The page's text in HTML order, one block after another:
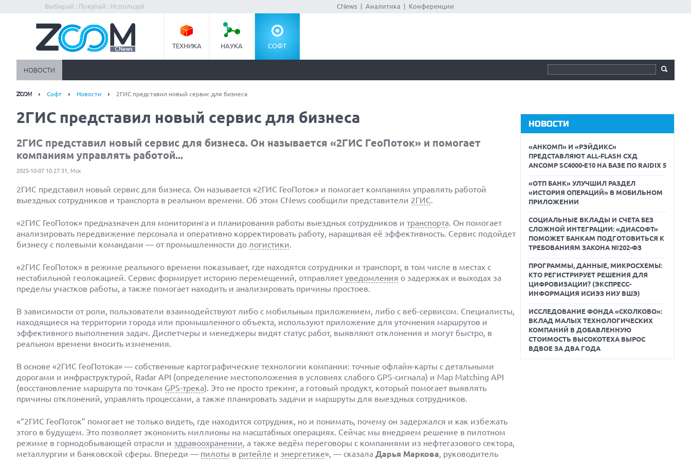
Выбирай : Покупай : Используй CNews Аналитика Конференции
ТЕХНИКА НАУКА СОФТ
НОВОСТИ
Софт Новости 2ГИС представил новый сервис для бизнеса
2ГИС представил новый сервис для бизнеса
2ГИС представил новый сервис для бизнеса. Он называется «2ГИС ГеоПоток» и помогает
компаниям управлять работой...
2025-10-07 10:27:31, Мск
2ГИС представил новый сервис для бизнеса. Он называется «2ГИС ГеоПоток» и помогает компаниям управлять работой
выездных сотрудников и транспорта в реальном времени. Об этом CNews сообщили представители 2ГИС.
«2ГИС ГеоПоток» предназначен для мониторинга и планирования работы выездных сотрудников и транспорта. Он помогает
анализировать передвижение персонала и оперативно корректировать работу, наращивая её эффективность. Сервис подойдет
бизнесу с полевыми командами — от промышленности до логистики.
«2ГИС ГеоПоток» в режиме реального времени показывает, где находятся сотрудники и транспорт, в том числе в местах с
нестабильной геолокацией. Сервис формирует историю перемещений, отправляет уведомления о задержках и выходах за
пределы участков работы, а также помогает находить и анализировать причины простоев.
В зависимости от роли, пользователи взаимодействуют либо с мобильным приложением, либо с веб-сервисом. Специалисты,
находящиеся на территории города или промышленного объекта, используют приложение для уточнения маршрутов и
эффективного выполнения задач. Диспетчеры и менеджеры видят статус работ, выявляют отклонения и могут быстро, в
реальном времени вносить изменения.
В основе «2ГИС ГеоПотока» — собственные картографические технологии компании: точные офлайн-карты с детальными
дорогами и инфраструктурой, Radar API (определение местоположения в условиях слабого GPS-сигнала) и Map Matching API
(восстановление маршрута по точкам GPS-трека). Это не просто трекинг, а готовый продукт, который помогает выявлять
причины отклонений, управлять процессами, а также планировать задачи и маршруты для выездных сотрудников.
«“2ГИС ГеоПоток” помогает не только видеть, где находится сотрудник, но и понимать, почему он задержался и как избежать
этого в будущем. Это позволяет экономить миллионы на масштабных операциях. Сейчас мы внедряем решение в пилотном
режиме в горнодобывающей отрасли и здравоохранении, а также ведём переговоры с компаниями из нефтегазового сектора,
металлургии и банковской сферы. Впереди — пилоты в ритейле и энергетике», — сказала Дарья Маркова, руководитель
НОВОСТИ
«АНКОМП» И «РЭЙДИКС»
ПРЕДСТАВЛЯЮТ ALL-FLASH СХД
ANCOMP SC4000-E10 НА БАЗЕ ПО RAIDIX 5
«ОТП БАНК» УЛУЧШИЛ РАЗДЕЛ
«ИСТОРИЯ ОПЕРАЦИЙ» В МОБИЛЬНОМ
ПРИЛОЖЕНИИ
СОЦИАЛЬНЫЕ ВКЛАДЫ И СЧЕТА БЕЗ
СЛОЖНОЙ ИНТЕГРАЦИИ: «ДИАСОФТ»
ПОМОЖЕТ БАНКАМ ПОДГОТОВИТЬСЯ К
ТРЕБОВАНИЯМ ЗАКОНА №202-ФЗ
ПРОГРАММЫ, ДАННЫЕ, МИКРОСХЕМЫ:
КТО РЕГИСТРИРУЕТ РЕШЕНИЯ ДЛЯ
ЦИФРОВИЗАЦИИ? (ЭКСПРЕСС-
ИНФОРМАЦИЯ ИСИЭЗ НИУ ВШЭ)
ИССЛЕДОВАНИЕ ФОНДА «СКОЛКОВО»:
ВКЛАД МАЛЫХ ТЕХНОЛОГИЧЕСКИХ
КОМПАНИЙ В ДОБАВЛЕННУЮ
СТОИМОСТЬ ВЫСОКОТЕХА ВЫРОС
ВДВОЕ ЗА ДВА ГОДА